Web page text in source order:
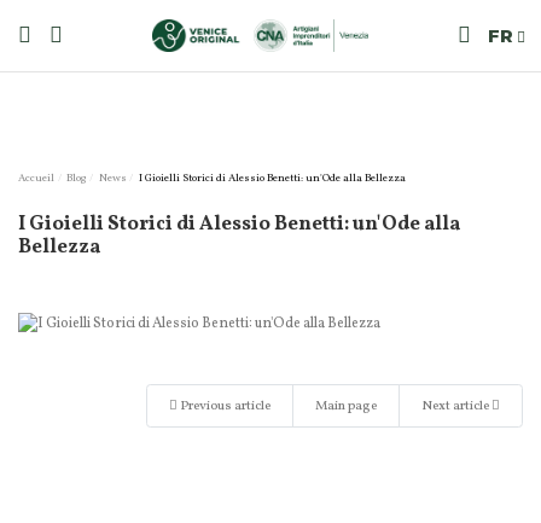
FR
Accueil Blog News I Gioielli Storici di Alessio Benetti: un'Ode alla Bellezza
I Gioielli Storici di Alessio Benetti: un'Ode alla
Bellezza
Previous article Main page Next article